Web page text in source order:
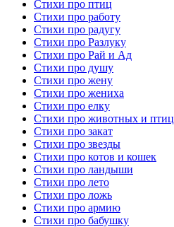
Стихи про птиц
Стихи про работу
Стихи про радугу
Стихи про Разлуку
Стихи про Рай и Ад
Стихи про душу
Стихи про жену
Стихи про жениха
Стихи про елку
Стихи про животных и птиц
Стихи про закат
Стихи про звезды
Стихи про котов и кошек
Стихи про ландыши
Стихи про лето
Стихи про ложь
Стихи про армию
Стихи про бабушку